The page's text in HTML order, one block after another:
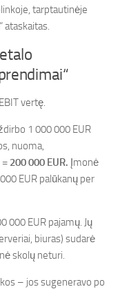
tarptautinėje
ataskaitas.
vertę.
1 000 000 EUR
nuoma,
= 200 000 EUR. Įmonė
EUR palūkanų per
000 EUR pajamų. Jų
biuras) sudarė
skolų neturi.
– jos sugeneravo po